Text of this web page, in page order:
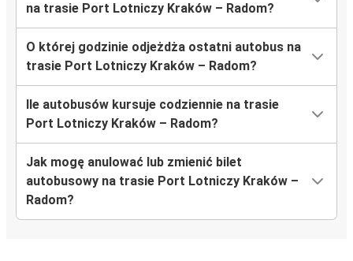
na trasie Port Lotniczy Kraków – Radom?
O której godzinie odjeżdża ostatni autobus na
trasie Port Lotniczy Kraków – Radom?
Ile autobusów kursuje codziennie na trasie
Port Lotniczy Kraków – Radom?
Jak mogę anulować lub zmienić bilet
autobusowy na trasie Port Lotniczy Kraków –
Radom?